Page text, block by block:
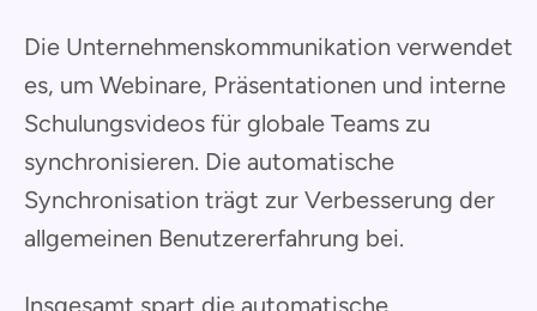
Die Unternehmenskommunikation verwendet
es, um Webinare, Präsentationen und interne
Schulungsvideos für globale Teams zu
synchronisieren. Die automatische
Synchronisation trägt zur Verbesserung der
allgemeinen Benutzererfahrung bei.